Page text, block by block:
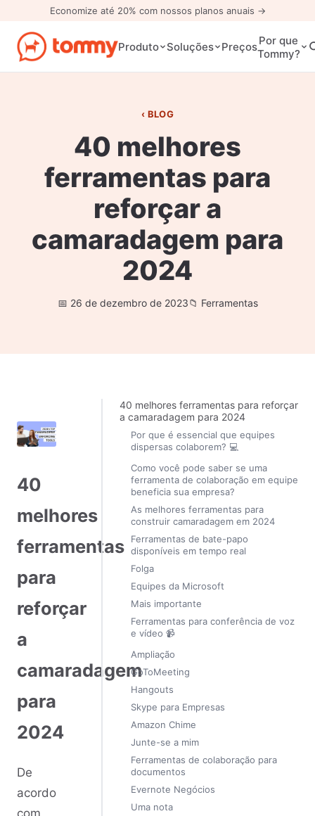
Economize até 20% com nossos planos anuais →
Produto Soluções PreçosPor que
Tommy?
BLOG
40 melhores
ferramentas para
reforçar a
camaradagem para
2024
26 de dezembro de 2023 Ferramentas
40
melhores
ferramentas
para
reforçar
a
camaradagem
para
2024
De
acordo
40 melhores ferramentas para reforçar
a camaradagem para 2024
Por que é essencial que equipes
dispersas colaborem? 💻
Como você pode saber se uma
ferramenta de colaboração em equipe
beneficia sua empresa?
As melhores ferramentas para
construir camaradagem em 2024
Ferramentas de bate-papo
disponíveis em tempo real
Folga
Equipes da Microsoft
Mais importante
Ferramentas para conferência de voz
e vídeo 📹
Ampliação
GoToMeeting
Hangouts
Skype para Empresas
Amazon Chime
Junte-se a mim
Ferramentas de colaboração para
documentos
Evernote Negócios
Uma nota